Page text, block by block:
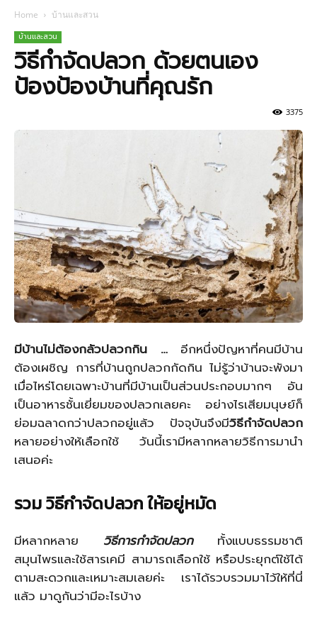
Home บ้านและสวน
บ้านและสวน
วิธีกำจัดปลวก ด้วยตนเอง
ป้องป้องบ้านที่คุณรัก
3375
มีบ้านไม่ต้องกลัวปลวกกิน … อีกหนึ่งปัญหาที่คนมีบ้าน
ต้องเผชิญ การที่บ้านถูกปลวกกัดกิน ไม่รู้ว่าบ้านจะพังมา
เมื่อไหร่โดยเฉพาะบ้านที่มีบ้านเป็นส่วนประกอบมากๆ อัน
เป็นอาหารชั้นเยี่ยมของปลวกเลยคะ อย่างไรเสียมนุษย์ก็
ย่อมฉลาดกว่าปลวกอยู่แล้ว ปัจจุบันจึงมีวิธีกำจัดปลวก
หลายอย่างให้เลือกใช้ วันนี้เรามีหลากหลายวิธีการมานำ
เสนอค่ะ
รวม วิธีกำจัดปลวก ให้อยู่หมัด
มีหลากหลาย วิธีการกำจัดปลวก ทั้งแบบธรรมชาติ
สมุนไพรและใช้สารเคมี สามารถเลือกใช้ หรือประยุกต์ใช้ได้
ตามสะดวกและเหมาะสมเลยค่ะ เราได้รวบรวมมาไว้ให้ที่นี่
แล้ว มาดูกันว่ามีอะไรบ้าง